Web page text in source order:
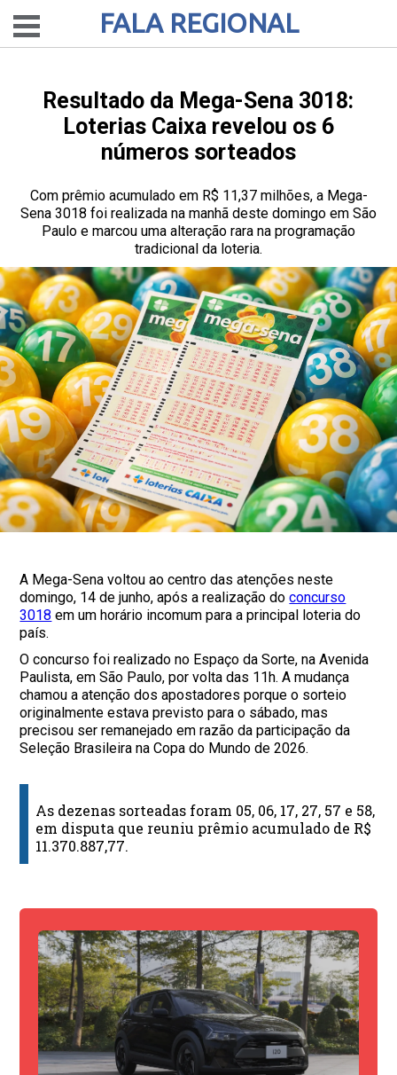
FALA REGIONAL
Resultado da Mega-Sena 3018:
Loterias Caixa revelou os 6
números sorteados
Com prêmio acumulado em R$ 11,37 milhões, a Mega-
Sena 3018 foi realizada na manhã deste domingo em São
Paulo e marcou uma alteração rara na programação
tradicional da loteria.
A Mega-Sena voltou ao centro das atenções neste
domingo, 14 de junho, após a realização doconcurso
3018 em um horário incomum para a principal loteria do
país.
O concurso foi realizado no Espaço da Sorte, na Avenida
Paulista, em São Paulo, por volta das 11h. A mudança
chamou a atenção dos apostadores porque o sorteio
originalmente estava previsto para o sábado, mas
precisou ser remanejado em razão da participação da
Seleção Brasileira na Copa do Mundo de 2026.
As dezenas sorteadas foram 05, 06, 17, 27, 57 e 58,
em disputa que reuniu prêmio acumulado de R$
11.370.887,77.